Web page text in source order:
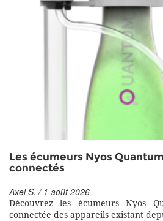
Les écumeurs Nyos
connectés
Axel S. / 1 août 2026
Découvrez les écumeurs Nyos
connectée des appareils existant